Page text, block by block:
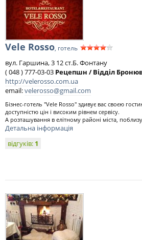
Vele Rosso, готель
вул. Гаршина, 3 12 ст.Б. Фонтану
( 048 ) 777-03-03 Рецепшн / Відділ
http://velerosso.com.ua
email:velerosso@gmail.com
Бізнес-готель "Vele Rosso" здивує вас своєю
доступністю цін і високим рівнем сервісу.
А розташування в елітному районі міста,
Детальна інформація
відгуків: 1